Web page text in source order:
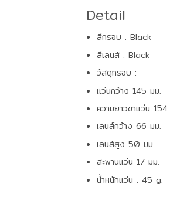
Detail
สีกรอบ : Black
สีเลนส์ : Black
วัสดุกรอบ : –
แว่นกว้าง 145 มม.
ความยาวขาแว่น
เลนส์กว้าง 66 มม.
เลนส์สูง 50 มม.
สะพานแว่น 17 มม.
น้ำหนักแว่น : 45 g.